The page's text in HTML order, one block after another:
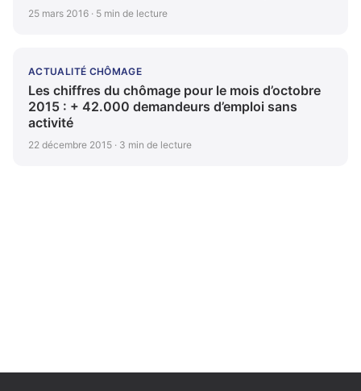
25 mars 2016 · 5 min de lecture
ACTUALITÉ CHÔMAGE
Les chiffres du chômage pour le mois d’octobre
2015 : + 42.000 demandeurs d’emploi sans
activité
22 décembre 2015 · 3 min de lecture